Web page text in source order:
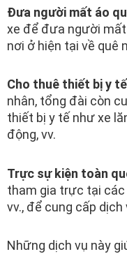
Đưa người mất áo
xe để đưa người
nơi ở hiện tại về quê
Cho thuê thiết bị y tế
nhân, tổng đài còn
thiết bị y tế như xe
động, vv.
Trực sự kiện toàn
tham gia trực tại các
vv., để cung cấp
Những dịch vụ này